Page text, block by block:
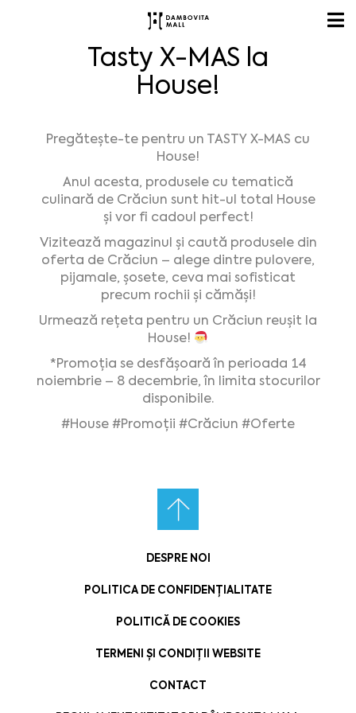
Tasty X-MAS la
House!
Pregătește-te pentru un TASTY X-MAS cu
House!
Anul acesta, produsele cu tematică
culinară de Crăciun sunt hit-ul total House
și vor fi cadoul perfect!
Vizitează magazinul și caută produsele din
oferta de Crăciun – alege dintre pulovere,
pijamale, șosete, ceva mai sofisticat
precum rochii și cămăși!
Urmează rețeta pentru un Crăciun reușit la
House!
*Promoția se desfășoară în perioada 14
noiembrie – 8 decembrie, în limita stocurilor
disponibile.
#House#Promoții #Crăciun #Oferte
DESPRE NOI
POLITICA DE CONFIDENȚIALITATE
POLITICĂ DE COOKIES
TERMENI ȘI CONDIȚII WEBSITE
CONTACT